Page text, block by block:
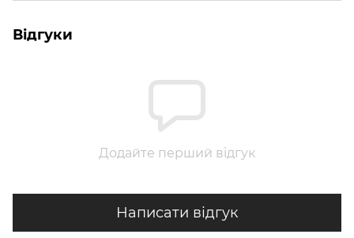
Відгуки
Додайте перший відгук
Написати відгук